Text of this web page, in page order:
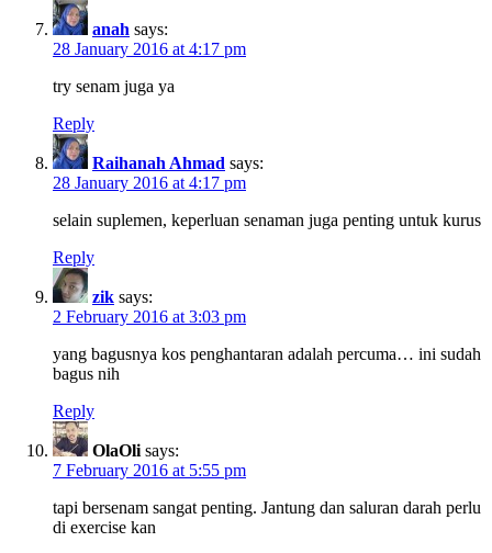
anah says:
28 January 2016 at 4:17 pm
try senam juga ya
Reply
Raihanah Ahmad says:
28 January 2016 at 4:17 pm
selain suplemen, keperluan senaman juga penting untuk kurus
Reply
zik says:
2 February 2016 at 3:03 pm
yang bagusnya kos penghantaran adalah percuma… ini sudah
bagus nih
Reply
OlaOli says:
7 February 2016 at 5:55 pm
tapi bersenam sangat penting. Jantung dan saluran darah perlu
di exercise kan